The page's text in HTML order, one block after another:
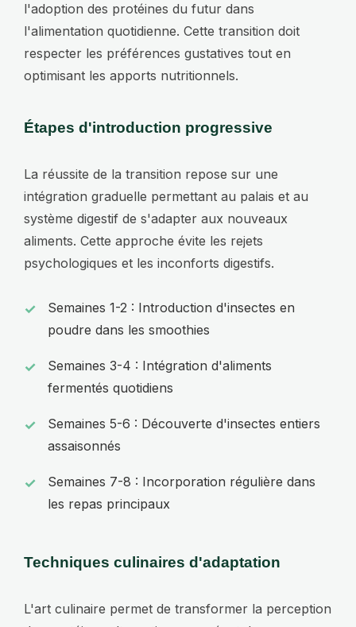
l'adoption des protéines du futur dans
l'alimentation quotidienne. Cette transition doit
respecter les préférences gustatives tout en
optimisant les apports nutritionnels.
Étapes d'introduction progressive
La réussite de la transition repose sur une
intégration graduelle permettant au palais et au
système digestif de s'adapter aux nouveaux
aliments. Cette approche évite les rejets
psychologiques et les inconforts digestifs.
Semaines 1-2 : Introduction d'insectes en
poudre dans les smoothies
Semaines 3-4 : Intégration d'aliments
fermentés quotidiens
Semaines 5-6 : Découverte d'insectes entiers
assaisonnés
Semaines 7-8 : Incorporation régulière dans
les repas principaux
Techniques culinaires d'adaptation
L'art culinaire permet de transformer la perception